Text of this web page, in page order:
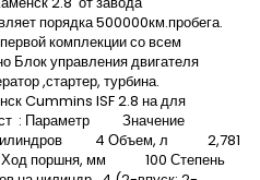
порядка 500000км.пробега.
комплекции со всем
Блок управления двигателя
,стартер, турбина.
Cummins ISF 2.8 на для
: Параметр Значение
4 Объем, л 2,781
поршня, мм 100 Степень